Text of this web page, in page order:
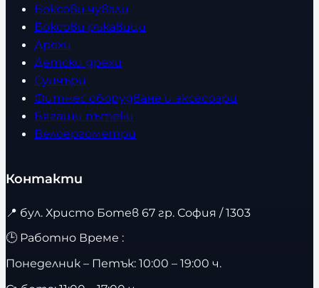
Боксови чували
Боксови ръкавици
Дрехи
Детски дрехи
Суичъри
Фитнес оборудване и аксесоари
Бягащи пътеки
Велоергометри
Контакти
📍 бул. Христо Ботев 67 гр. София / 1303
🕒 Работно Време :
Понеделник – Петък: 10:00 – 19:00 ч.